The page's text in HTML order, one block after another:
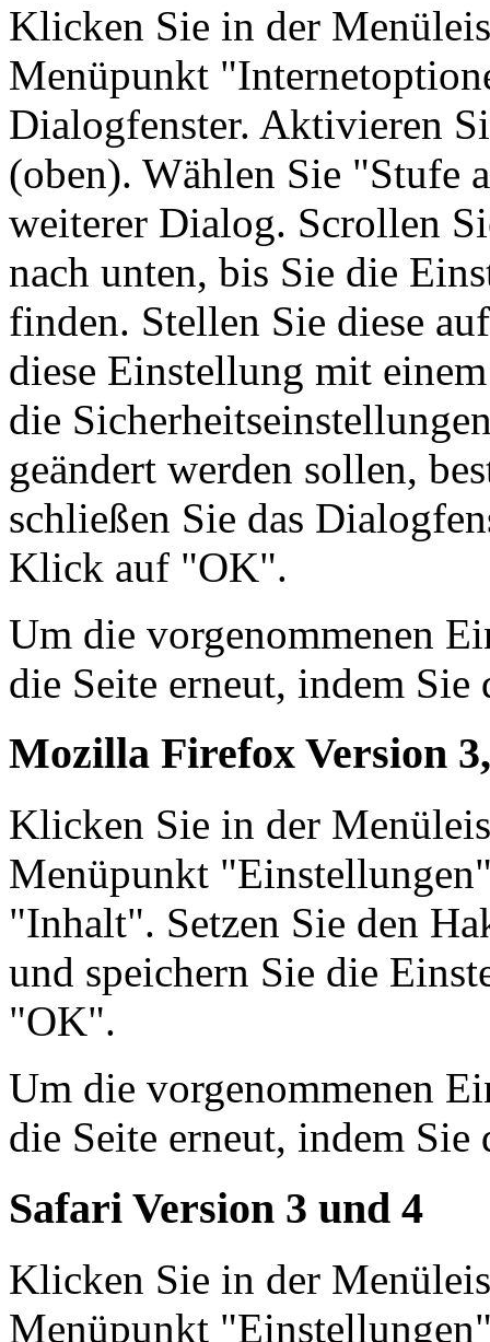
Klicken Sie in der
Menüpunkt
Dialogfenster. Aktivieren
(oben). Wählen Sie "Stufe
weiterer Dialog. Scrollen
nach unten, bis Sie die
finden. Stellen Sie diese
diese Einstellung mit
die
geändert werden sollen,
schließen Sie das
Klick auf "OK".
Um die vorgenommenen
die Seite erneut, indem Sie
Mozilla Firefox Version
Klicken Sie in der
Menüpunkt
"Inhalt". Setzen Sie den
und speichern Sie die
"OK".
Um die vorgenommenen
die Seite erneut, indem Sie
Safari Version 3 und 4
Klicken Sie in der
Menüpunkt